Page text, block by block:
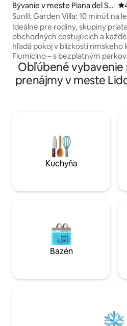
Bývanie v meste Piana del Sol
e
Sunlit Garden Villa: 10 minút na
30 minút do Ríma
Ideálne pre rodiny, skupiny
obchodných cestujúcich a
hľadá pokoj v blízkosti rímskeho
Fiumicino – s bezplatným
okamžitým samoobslužným
ubytovaním. – 3 priestranné spálne -
Súkromná záhrada s vonkajším
vybavená kuchyňa so všetkým
základným vybavením - práčka, -
Klimatizácia – 10 minút na letisko
Fiumicino – 30 minút do centra
Obľúbené
prenájmy v meste
Kuchyňa
Bazén